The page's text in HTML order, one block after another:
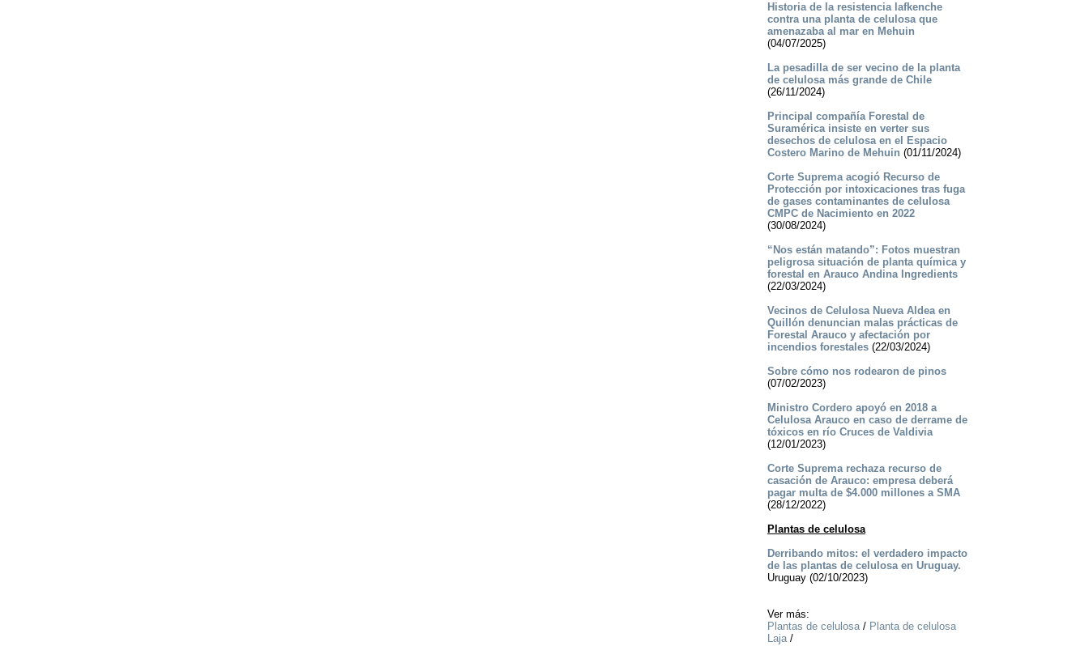
Historia de la resistencia lafkenche
contra una planta de celulosa que
amenazaba al mar en Mehuin
(04/07/2025)
La pesadilla de ser vecino de la planta
de celulosa más grande de Chile
(26/11/2024)
Principal compañía Forestal de
Suramérica insiste en verter sus
desechos de celulosa en el Espacio
Costero Marino de Mehuin (01/11/2024)
Corte Suprema acogió Recurso de
Protección por intoxicaciones tras fuga
de gases contaminantes de celulosa
CMPC de Nacimiento en 2022
(30/08/2024)
“Nos están matando”: Fotos muestran
peligrosa situación de planta química y
forestal en Arauco Andina Ingredients
(22/03/2024)
Vecinos de Celulosa Nueva Aldea en
Quillón denuncian malas prácticas de
Forestal Arauco y afectación por
incendios forestales(22/03/2024)
Sobre cómo nos rodearon de pinos
(07/02/2023)
Ministro Cordero apoyó en 2018 a
Celulosa Arauco en caso de derrame de
tóxicos en río Cruces de Valdivia
(12/01/2023)
Corte Suprema rechaza recurso de
casación de Arauco: empresa deberá
pagar multa de $4.000 millones a SMA
(28/12/2022)
Plantas de celulosa
Derribando mitos: el verdadero impacto
de las plantas de celulosa en Uruguay.
Uruguay (02/10/2023)
Ver más:
Plantas de celulosa/ Planta de celulosa
Laja/